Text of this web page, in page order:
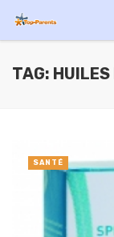
TAG:
SANTÉ